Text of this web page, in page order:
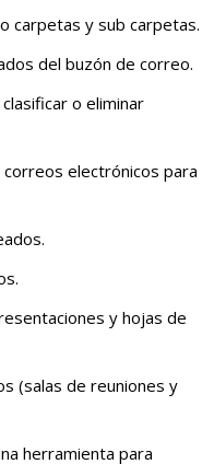
carpetas y sub carpetas.
del buzón de correo.
o eliminar
electrónicos para
y hojas de
(salas de reuniones y
herramienta para